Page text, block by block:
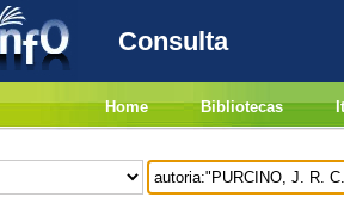
Consulta
Home Bibliotecas